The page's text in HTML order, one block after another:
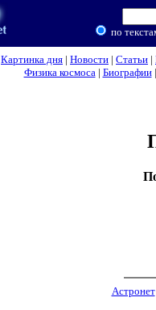
по
Картинка дня | Новости | Статьи |
Физика космоса| Биографии|
Астронет